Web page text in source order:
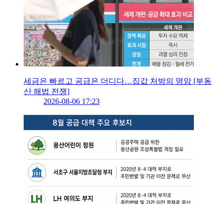
세금은 빠르고 공급은 더디다…집값 처방의 명암 [부동
산 해법 전쟁]
2026-08-06 17:23